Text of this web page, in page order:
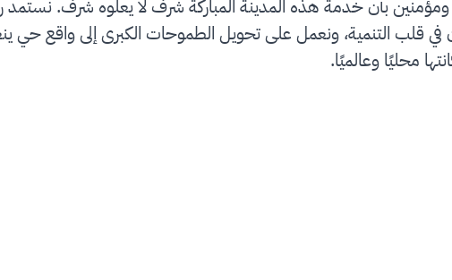
بأن خدمة هذه المدينة المباركة شرفٌ لا يعلوه شرف. نستمد
الإنسان والمكان في قلب التنمية، ونعمل على تحويل الطموحات الكبرى إلى
محليًا وعالميًا.